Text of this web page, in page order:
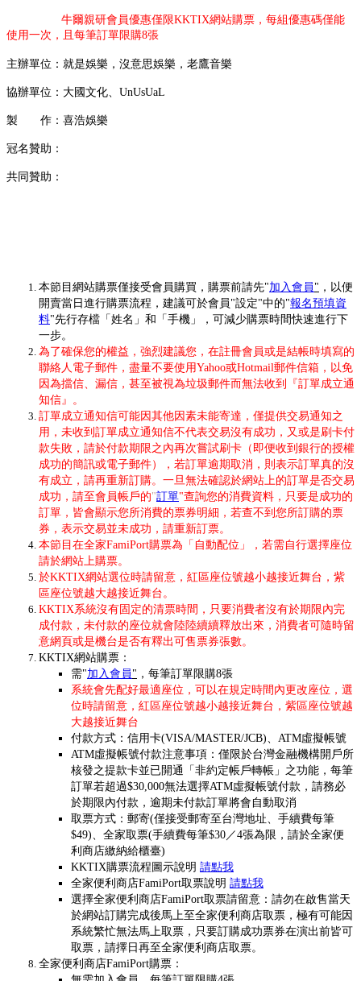
牛爾親研會員優惠僅限KKTIX網站購票，每組優惠碼僅能
使用一次，且 每筆訂單限購8張
主辦單位：就是娛樂，沒意思娛樂，老鷹音樂
協辦單位：大國文化、UnUsUaL
製 作：喜浩娛樂
冠名贊助：
共同贊助：
本節目網站購票僅接受會員購買，購票前請先"加入會員 " ，以便
開賣當日進行購票流程， 建議可於會員"設定"中的"報名預填資
料"先行存檔「姓名」和「手機」，可減少購票時間快速進行下
一步。
為了確保您的權益，強烈建議您，在註冊會員或是結帳時填寫的
聯絡人電子郵件，盡量不要使用Yahoo或Hotmail郵件信箱，以免
因為擋信、漏信，甚至被視為垃圾郵件而無法收到『訂單成立通
知信』。
訂單成立通知信可能因其他因素未能寄達，僅提供交易通知之
用，未收到訂單成立通知信不代表交易沒有成功，又或是刷卡付
款失敗，請於付款期限之內再次嘗試刷卡（即便收到銀行的授權
成功的簡訊或電子郵件），若訂單逾期取消，則表示訂單真的沒
有成立，請再重新訂購。一旦無法確認於網站上的訂單是否交易
成功，請至會員帳戶的"訂單"查詢您的消費資料，只要是成功的
訂單，皆會顯示您所消費的票券明細，若查不到您所訂購的票
券，表示交易並未成功，請重新訂票。
本節目 在全家FamiPort購票為「自動配位」，若需自行選擇座位
請於網站上購票。
於KKTIX網站選位時請留意，紅區座位號越小越接近舞台，紫
區座位號越大越接近舞台。
KKTIX系統沒有固定的清票時間，只要消費者沒有於期限內完
成付款，未付款的座位就會陸陸續續釋放出來，消費者可隨時留
意網頁或是機台是否有釋出可售票券張數。
KKTIX網站購票：
需"加入會員 " ， 每筆訂單限購8張
系統會先配好最適座位，可以在規定時間內更改座位， 選
位時請留意，紅區座位號越小越接近舞台，紫區座位號越
大越接近舞台
付款方式：信用卡(VISA/MASTER/JCB)、ATM虛擬帳號
ATM虛擬帳號付款注意事項：僅限於台灣金融機構開戶所
核發之提款卡並已開通「非約定帳戶轉帳」之功能，每筆
訂單若超過$30,000無法選擇ATM虛擬帳號付款，請務必
於期限內付款，逾期未付款訂單將會自動取消
取票方式：郵寄(僅接受郵寄至台灣地址、手續費每筆
$49)、全家取票(手續費每筆$30／4張為限，請於全家便
利商店繳納給櫃臺)
KKTIX購票流程圖示說明 請點我
全家便利商店FamiPort取票說明 請點我
選擇全家便利商店FamiPort取票請留意：請勿在啟售當天
於網站訂購完成後馬上至全家便利商店取票，極有可能因
系統繁忙無法馬上取票，只要訂購成功票券在演出前皆可
取票，請擇日再至全家便利商店取票。
全家便利商店FamiPort購票：